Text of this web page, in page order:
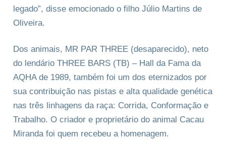
legado”, disse emocionado o filho Júlio Martins de
Oliveira.
Dos animais, MR PAR THREE (desaparecido), neto
do lendário THREE BARS (TB) – Hall da Fama da
AQHA de 1989, também foi um dos eternizados por
sua contribuição nas pistas e alta qualidade genética
nas três linhagens da raça: Corrida, Conformação e
Trabalho. O criador e proprietário do animal Cacau
Miranda foi quem recebeu a homenagem.